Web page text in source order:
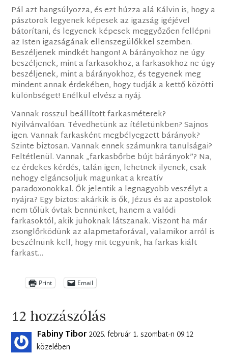
Pál azt hangsúlyozza, és ezt húzza alá Kálvin is, hogy a
pásztorok legyenek képesek az igazság igéjével
bátorítani, és legyenek képesek meggyőzően fellépni
az Isten igazságának ellenszegülőkkel szemben.
Beszéljenek mindkét hangon! A bárányokhoz ne úgy
beszéljenek, mint a farkasokhoz, a farkasokhoz ne úgy
beszéljenek, mint a bárányokhoz, és tegyenek meg
mindent annak érdekében, hogy tudják a kettő közötti
különbséget! Enélkül elvész a nyáj.
Vannak rosszul beállított farkasméterek?
Nyilvánvalóan. Tévedhetünk az ítéletünkben? Sajnos
igen. Vannak farkasként megbélyegzett bárányok?
Szinte biztosan. Vannak ennek számunkra tanulságai?
Feltétlenül. Vannak „farkasbőrbe bújt bárányok”? Na,
ez érdekes kérdés, talán igen, lehetnek ilyenek, csak
nehogy elgáncsoljuk magunkat a kreatív
paradoxonokkal. Ők jelentik a legnagyobb veszélyt a
nyájra? Egy biztos: akárkik is ők, Jézus és az apostolok
nem tőlük óvtak bennünket, hanem a valódi
farkasoktól, akik juhoknak látszanak. Viszont ha már
zsonglőrködünk az alapmetaforával, valamikor arról is
beszélnünk kell, hogy mit tegyünk, ha farkas kiált
farkast…
Print Email
12 hozzászólás
Fabiny Tibor 2025. február 1. szombat-n 09:12
közelében